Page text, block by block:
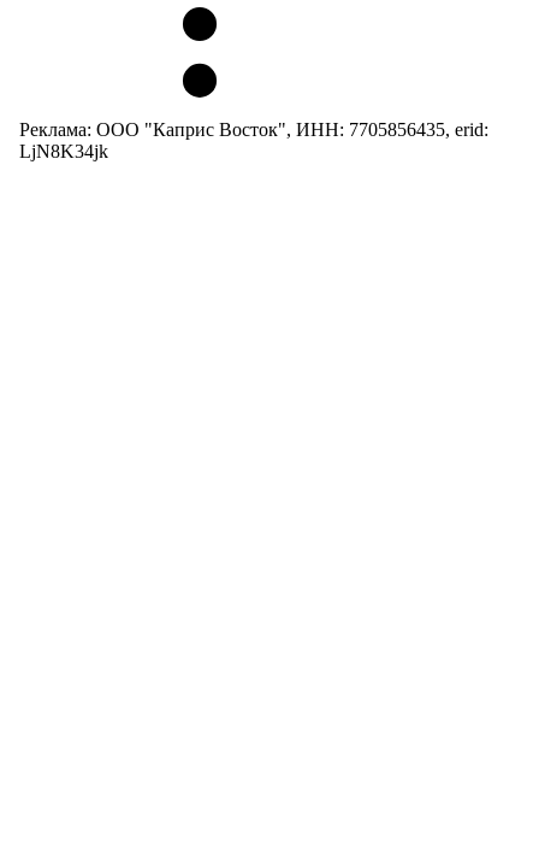
Реклама: ООО "Каприс Восток", ИНН: 7705856435, erid:
LjN8K34jk